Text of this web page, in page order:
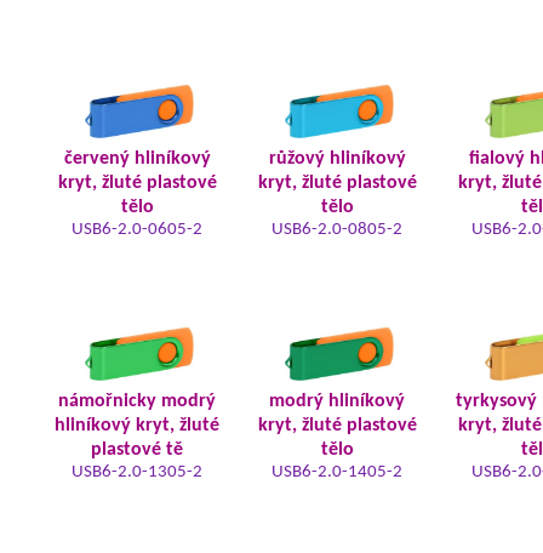
červený hliníkový
kryt, žluté plastové
tělo
USB6-2.0-0605-2
růžový hliníkový
kryt, žluté plastové
tělo
USB6-2.0-0805-2
fialový
kryt,
USB6-
námořnicky modrý
hliníkový kryt, žluté
plastové tě
USB6-2.0-1305-2
modrý hliníkový
kryt, žluté plastové
tělo
USB6-2.0-1405-2
tyrkysový
kryt,
USB6-